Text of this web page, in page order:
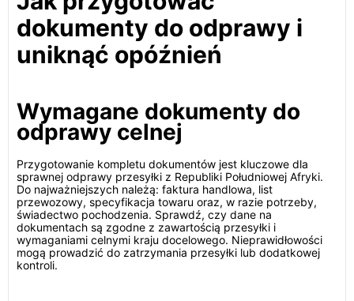
dokumenty do odprawy i
uniknąć opóźnień
Wymagane dokumenty do
odprawy celnej
Przygotowanie kompletu dokumentów jest kluczowe dla
sprawnej odprawy przesyłki z Republiki Południowej Afryki.
Do najważniejszych należą: faktura handlowa, list
przewozowy, specyfikacja towaru oraz, w razie potrzeby,
świadectwo pochodzenia. Sprawdź, czy dane na
dokumentach są zgodne z zawartością przesyłki i
wymaganiami celnymi kraju docelowego. Nieprawidłowości
mogą prowadzić do zatrzymania przesyłki lub dodatkowej
kontroli.